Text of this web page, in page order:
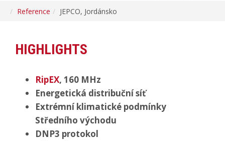
Reference JEPCO, Jordánsko
HIGHLIGHTS
RipEX, 160 MHz
Energetická distribuční síť
Extrémní klimatické podmínky
Středního východu
DNP3 protokol